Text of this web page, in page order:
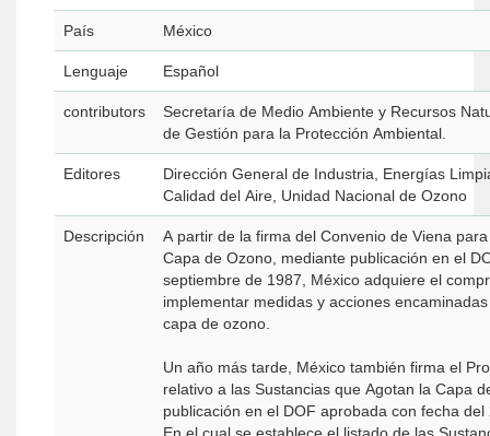
País México
Lenguaje Español
contributors
Secretaría de Medio Ambiente y Recursos
de Gestión para la Protección Ambiental.
Editores
Dirección General de Industria, Energías
Calidad del Aire, Unidad Nacional de Ozono
Descripción
A partir de la firma del Convenio de Viena
Capa de Ozono, mediante publicación en el
septiembre de 1987, México adquiere el
implementar medidas y acciones
capa de ozono.
Un año más tarde, México también firma el
relativo a las Sustancias que Agotan la Capa
publicación en el DOF aprobada con fecha